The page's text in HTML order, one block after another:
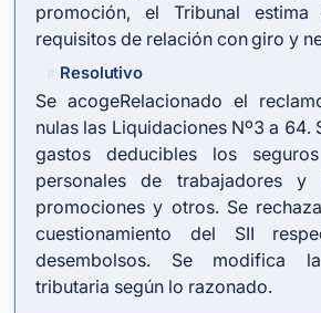
promoción, el Tribunal estima
requisitos de relación con giro y
Resolutivo
Se acogeRelacionado el
nulas las Liquidaciones Nº3 a 64.
gastos deducibles los
personales de trabajadores
promociones y otros. Se
cuestionamiento del SII
desembolsos. Se modifica
tributaria según lo razonado.